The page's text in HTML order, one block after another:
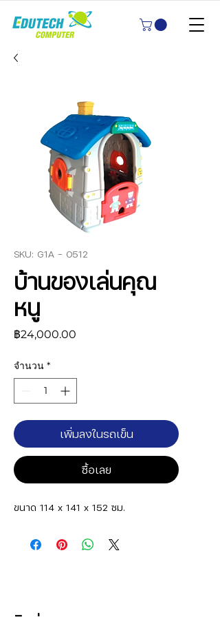
SKU: G1A - 0512
บ้านของเล่นคุณ
หนู
฿24,000.00
จำนวน *
เพิ่มลงในรถเข็น
ซื้อเลย
ขนาด 114 x 141 x 152 ซม.